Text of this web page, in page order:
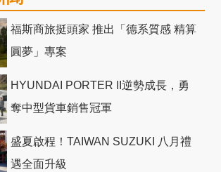
福斯商旅挺頭家 推出「德系質感 精算
圓夢」專案
HYUNDAI PORTER II逆勢成長，勇
奪中型貨車銷售冠軍
盛夏啟程！TAIWAN SUZUKI 八月禮
遇全面升級